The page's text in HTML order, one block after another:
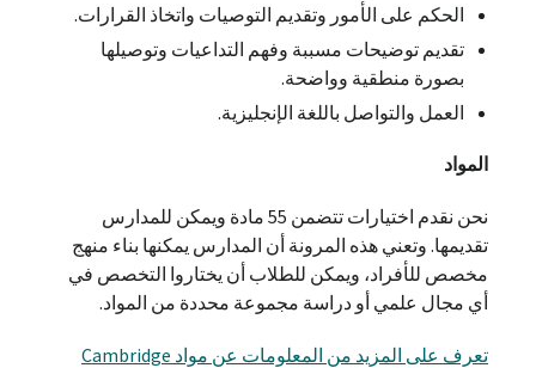
الحكم على الأمور وتقديم التوصيات واتخاذ القرارات.
تقديم توضيحات مسببة وفهم التداعيات وتوصيلها
بصورة منطقية وواضحة.
العمل والتواصل باللغة الإنجليزية.
المواد
نحن نقدم اختيارات تتضمن 55 مادة ويمكن للمدارس
تقديمها. وتعني هذه المرونة أن المدارس يمكنها بناء منهج
مخصص للأفراد، ويمكن للطلاب أن يختاروا التخصص في
أي مجال علمي أو دراسة مجموعة محددة من المواد.
تعرف على المزيد من المعلومات عن مواد Cambridge